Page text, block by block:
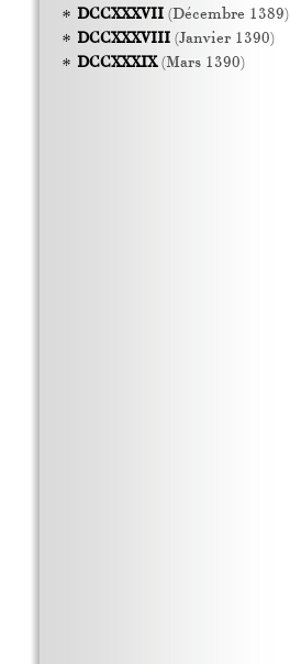
DCCXXXVII(Décembre 1389)
DCCXXXVIII(Janvier 1390)
DCCXXXIX(Mars 1390)